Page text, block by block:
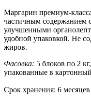
Маргарин премиум-
частичным содержанием
улучшенными
удобной упаковкой. Не
жиров.
Фасовка: 5 блоков по 2
упакованные в
Срок хранения: 6